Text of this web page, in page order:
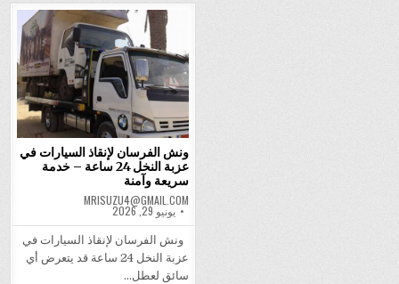
ونش الفرسان لإنقاذ السيارات في
عزبة النخل 24 ساعة – خدمة
سريعة وآمنة
MRISUZU4@GMAIL.COM
يونيو 29, 2026
ونش الفرسان لإنقاذ السيارات في
عزبة النخل 24 ساعة قد يتعرض أي
سائق لعطل…